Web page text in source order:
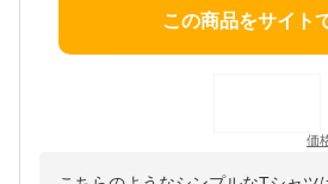
この商品をサイト
価